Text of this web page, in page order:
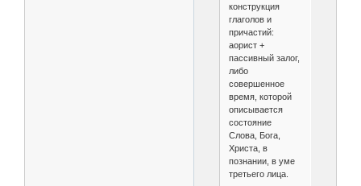
конструкция
глаголов и
причастий:
аорист +
пассивный залог,
либо
совершенное
время, которой
описывается
состояние
Слова, Бога,
Христа, в
познании, в уме
третьего лица.